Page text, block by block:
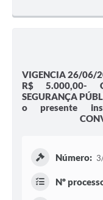
VIGENCIA 26/06/
R$ 5.000,00-
SEGURANÇA
o presente
Número:
Nº